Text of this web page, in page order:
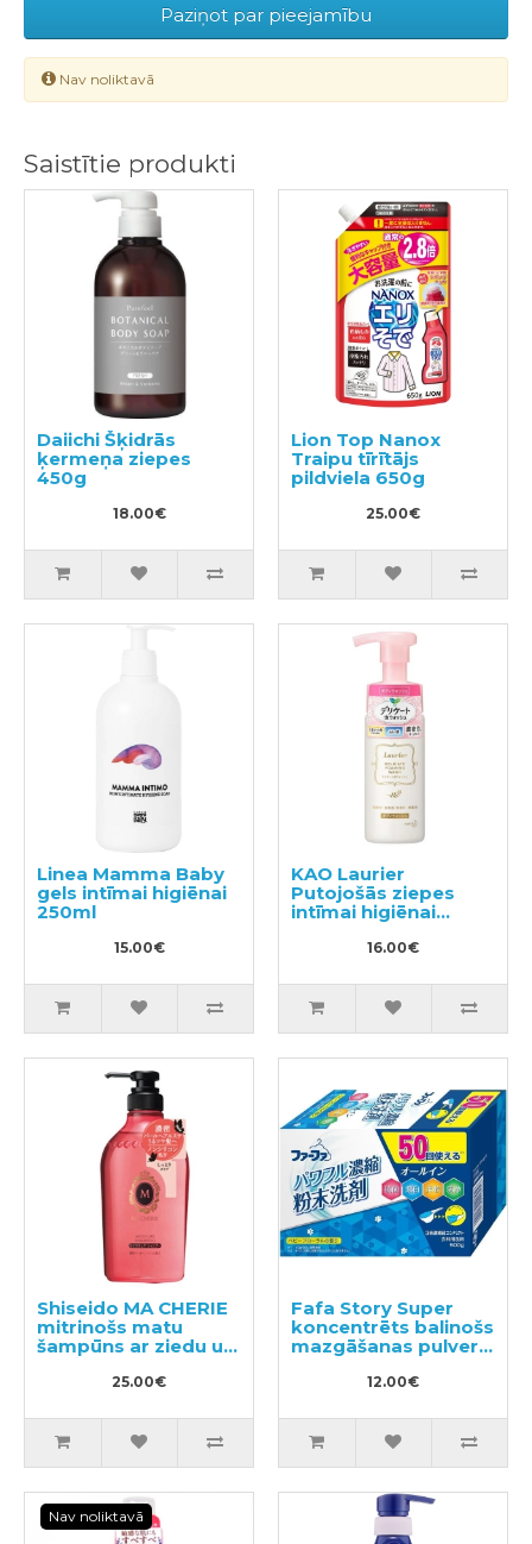
Paziņot par pieejamību
Nav noliktavā
Saistītie produkti
Daiichi Šķidrās
ķermeņa ziepes
450g
18.00€
Lion Top Nanox
Traipu tīrītājs
pildviela 650g
25.00€
Linea Mamma Baby
gels intīmai higiēnai
250ml
15.00€
KAO Laurier
Putojošās ziepes
intīmai higiēnai
16.00€
Shiseido MA CHERIE
mitrinošs matu
šampūns ar ziedu un
augļu aromātu
25.00€
Fafa Story Super
koncentrēts balinošs
mazgāšanas pulveris
12.00€
Nav noliktavā